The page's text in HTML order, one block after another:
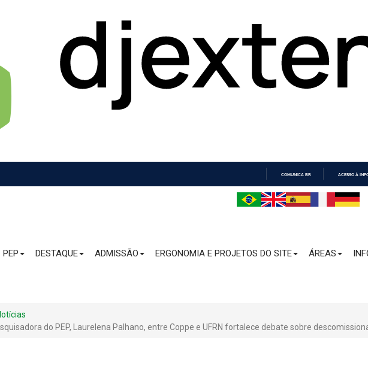
COMUNICA BR ACESSO À
PEP DESTAQUE ADMISSÃO ERGONOMIA E PROJETOS DO SITE ÁREAS
do PEP, Laurelena Palhano, entre Coppe e UFRN fortalece debate sobre